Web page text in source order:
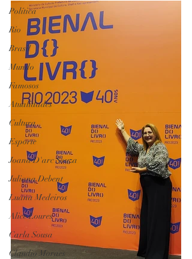
Política
Rio
Brasil
Mundo
Famosos
Atualidades
Cultura
Esporte
Joana D'arc Souza
Juliana Debent
Luana Medeiros
Alice Loures
Carla Sousa
Claudio Moraes